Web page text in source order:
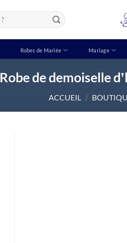
Robes de Mariée Mariage
Robe de demoiselle
ACCUEIL /